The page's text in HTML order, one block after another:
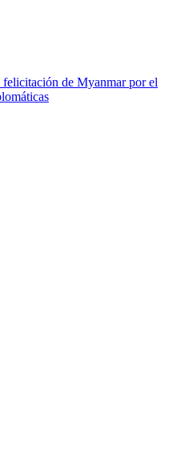
felicitación de Myanmar por el